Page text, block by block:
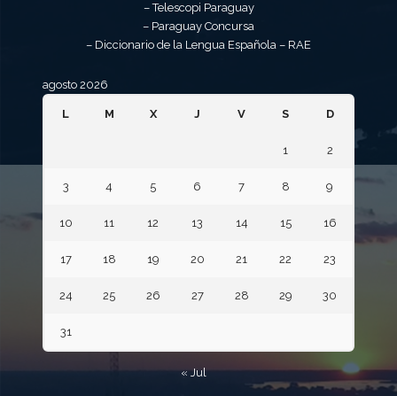
– Telescopi Paraguay
– Paraguay Concursa
– Diccionario de la Lengua Española – RAE
agosto 2026
L M X J V S D
1 2
3 4 5 6 7 8 9
10 11 12 13 14 15 16
17 18 19 20 21 22 23
24 25 26 27 28 29 30
31
« Jul